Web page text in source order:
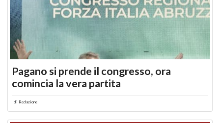
Pagano si prende il congresso, ora
comincia la vera partita
di Redazione